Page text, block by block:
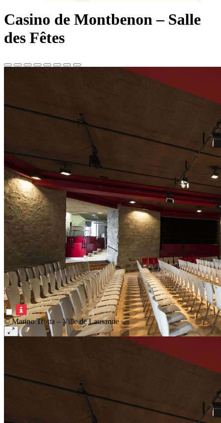
Casino de Montbenon – Salle
des Fêtes
© Marino Trotta – Ville de Lausanne